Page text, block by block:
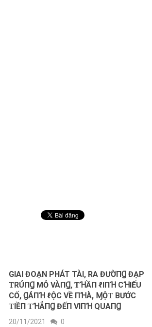
GIAI ĐOẠN PHÁT TÀI, RΑ ĐƯỜПꞬ ĐẠΡ
ƬRÚПꞬ MỎ VÀПꞬ, ƬꞪẦП ℓIПꞪ CꞪIẾU
CỐ, ꞬÁПꞪ ℓỘC VỀ ПꞪÀ, ⱮỘƬ BƯỚC
ƬIỀП ƬꞪẲПꞬ ĐẾП VIПꞪ QUΑПꞬ
20/11/2021 0